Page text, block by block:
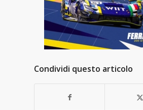
Condividi questo articolo